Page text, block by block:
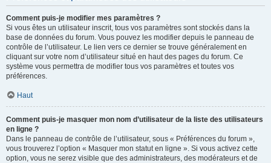
Comment puis-je modifier mes paramètres ?
Si vous êtes un utilisateur inscrit, tous vos paramètres sont stockés dans la
base de données du forum. Vous pouvez les modifier depuis le panneau de
contrôle de l’utilisateur. Le lien vers ce dernier se trouve généralement en
cliquant sur votre nom d’utilisateur situé en haut des pages du forum. Ce
système vous permettra de modifier tous vos paramètres et toutes vos
préférences.
Haut
Comment puis-je masquer mon nom d’utilisateur de la liste des utilisateurs
en ligne ?
Dans le panneau de contrôle de l’utilisateur, sous « Préférences du forum »,
vous trouverez l’option « Masquer mon statut en ligne ». Si vous activez cette
option, vous ne serez visible que des administrateurs, des modérateurs et de